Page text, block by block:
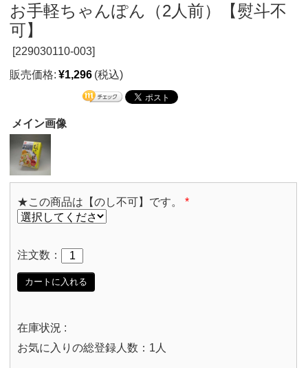
お手軽ちゃんぽん（2人前）【熨斗不
可】
[229030110-003]
販売価格: ¥1,296 (税込)
メイン画像
★この商品は【のし不可】です。 *
注文数：
カートに入れる
在庫状況 :
お気に入りの総登録人数：1人